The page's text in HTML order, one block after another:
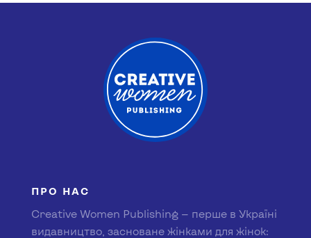
ПРО НАС
Creative Women Publishing — перше в Україні
видавництво, засноване жінками для жінок: